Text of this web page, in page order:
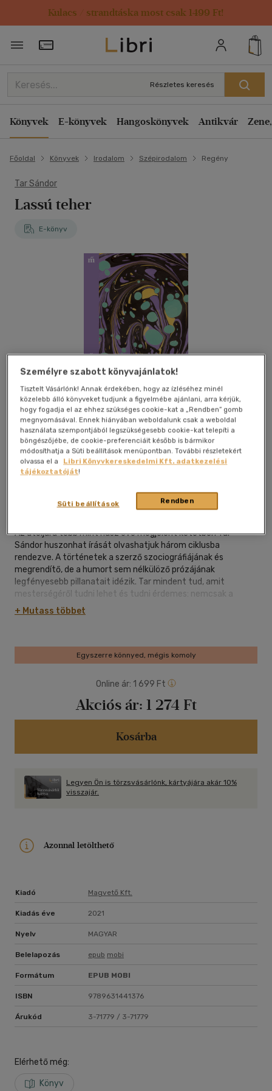
Kulacs / strandtáska most csak 1499 Ft!
Törzsvásárlói Kártya adatai
Részletes keresés
Könyvek E-könyvek Hangoskönyvek Antikvár
Főoldal Könyvek Irodalom Szépirodalom Regény
Tar Sándor
Lassú teher
E-könyv
e-könyv akció
Beleolvasok Kívánságlistához adom Megosztom
Magvető Kft.|2021|magyar nyelvű
Az utoljára több mint húsz éve megjelent kötetben Tar
Sándor huszonhat írását olvashatjuk három ciklusba
rendezve. A történetek a szerző szociográfiájának és
megrendítő, de a humort sem nélkülöző prózájának
legfényesebb pillanatait idézik. Tar mindent tud, amit
mesterségéről tudni lehet és tudni érdemes: nemcsak a
világot, az abban élő embert is ismeri, emellett mesterien
szerkeszt, prózájában a különböző elemek remekül
nem tudnak beszélni, azok helyett annak kell beszélni, aki tud"
- Esterházy Péter mondatát Tar Sándorról az életmű
mottójaként idézhetjük.
+ Mutass többet
Egyszerre könnyed, mégis komoly
Online ár: 1 699 Ft
Akciós ár: 1 274 Ft
Kosárba
Legyen Ön is törzsvásárlónk, kártyájára akár 10%
visszajár.
Azonnal letölthető
Kiadó Magvető Kft.
Kiadás éve 2021
Nyelv MAGYAR
Belelapozás epub mobi
Formátum EPUB MOBI
ISBN 9789631441376
Árukód 3-71779 / 3-71779
Elérhető még:
Könyv
Személyre szabott könyvajánlatok!
Tisztelt Vásárlónk! Annak érdekében, hogy az ízléséhez minél
közelebb álló könyveket tudjunk a figyelmébe ajánlani, arra kérjük,
hogy fogadja el az ehhez szükséges cookie-kat a „Rendben” gomb
megnyomásával. Ennek hiányában weboldalunk csak a weboldal
használata szempontjából legszükségesebb cookie-kat telepíti a
böngészőjébe, de cookie-preferenciáit később is bármikor
módosíthatja a Süti beállítások menüpontban. További részletekért
olvassa el a
Libri Könyvkereskedelmi Kft. adatkezelési
tájékoztatóját!
Rendben
Süti beállítások